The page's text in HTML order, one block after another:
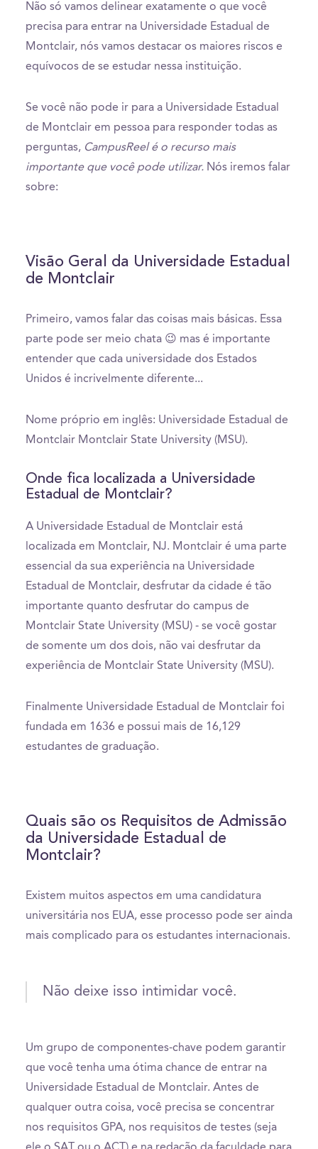
Não só vamos delinear exatamente o que você
precisa para entrar na Universidade Estadual de
Montclair, nós vamos destacar os maiores riscos e
equívocos de se estudar nessa instituição.
Se você não pode ir para a Universidade Estadual
de Montclair em pessoa para responder todas as
perguntas, CampusReel é o recurso mais
importante que você pode utilizar. Nós iremos falar
sobre:
Visão Geral da Universidade Estadual
de Montclair
Primeiro, vamos falar das coisas mais básicas. Essa
parte pode ser meio chata 😉 mas é importante
entender que cada universidade dos Estados
Unidos é incrivelmente diferente...
Nome próprio em inglês: Universidade Estadual de
Montclair Montclair State University (MSU).
Onde fica localizada a Universidade
Estadual de Montclair?
A Universidade Estadual de Montclair está
localizada em Montclair, NJ. Montclair é uma parte
essencial da sua experiência na Universidade
Estadual de Montclair, desfrutar da cidade é tão
importante quanto desfrutar do campus de
Montclair State University (MSU) - se você gostar
de somente um dos dois, não vai desfrutar da
experiência de Montclair State University (MSU).
Finalmente Universidade Estadual de Montclair foi
fundada em 1636 e possui mais de 16,129
estudantes de graduação.
Quais são os Requisitos de Admissão
da Universidade Estadual de
Montclair?
Existem muitos aspectos em uma candidatura
universitária nos EUA, esse processo pode ser ainda
mais complicado para os estudantes internacionais.
Não deixe isso intimidar você.
Um grupo de componentes-chave podem garantir
que você tenha uma ótima chance de entrar na
Universidade Estadual de Montclair. Antes de
qualquer outra coisa, você precisa se concentrar
nos requisitos GPA, nos requisitos de testes (seja